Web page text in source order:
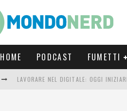
HOME PODCAST FUMETTI
LAVORARE NEL DIGITALE: OGGI